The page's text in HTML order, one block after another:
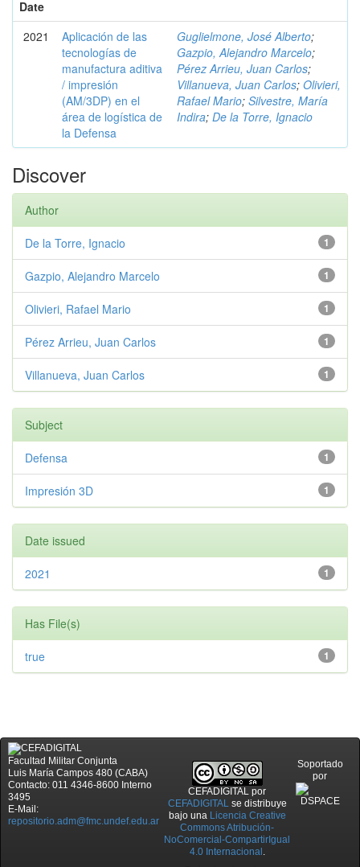
Date
2021
Aplicación de las
tecnologías de
manufactura aditiva
/ impresión
(AM/3DP) en el
área de logística de
la Defensa
Guglielmone, José Alberto;
Gazpio, Alejandro Marcelo;
Pérez Arrieu, Juan Carlos;
Villanueva, Juan Carlos; Olivieri,
Rafael Mario; Silvestre, María
Indira; De la Torre, Ignacio
Discover
Author
1
De la Torre, Ignacio
1
Gazpio, Alejandro Marcelo
1
Olivieri, Rafael Mario
1
Pérez Arrieu, Juan Carlos
1
Villanueva, Juan Carlos
Subject
1
Defensa
1
Impresión 3D
Date issued
1
2021
Has File(s)
1
true
Facultad Militar Conjunta
Luis María Campos 480 (CABA)
Contacto: 011 4346-8600 Interno
3495
E-Mail:
repositorio.adm@fmc.undef.edu.ar
CEFADIGITAL por
CEFADIGITALse distribuye
bajo una Licencia Creative
Commons Atribución-
NoComercial-CompartirIgual
4.0 Internacional .
Soportado
por